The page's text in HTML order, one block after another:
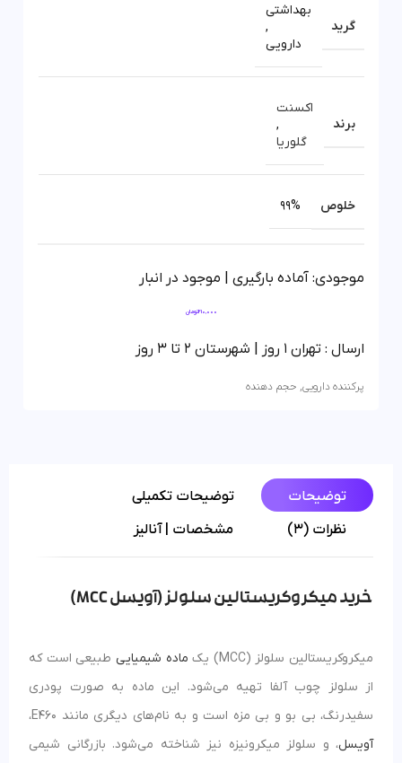
گرید
بهداشتی
,
دارویی
برند
اکسنت
,
گلوریا
خلوص 99%
موجودی: آماده بارگیری | موجود در انبار
210,000تومان
ارسال : تهران 1 روز | شهرستان 2 تا 3 روز
پرکننده دارویی, حجم دهنده
توضیحات
توضیحات تکمیلی
نظرات (3)
مشخصات | آنالیز
خرید میکروکریستالین سلولز (آویسل MCC)
میکروکریستالین سلولز (MCC) یک ماده شیمیایی طبیعی است که
از سلولز چوب آلفا تهیه می‌شود. این ماده به صورت پودری
سفیدرنگ، بی بو و بی مزه است و به نام‌های دیگری مانند E460،
آویسل، و سلولز میکرونیزه نیز شناخته می‌شود. بازرگانی شیمی